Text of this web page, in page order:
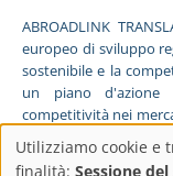
ABROADLINK
europeo di sviluppo
sostenibile e la
un piano
competitività nei
il sostegno del
Utilizziamo cookie e
finalità: Sessione